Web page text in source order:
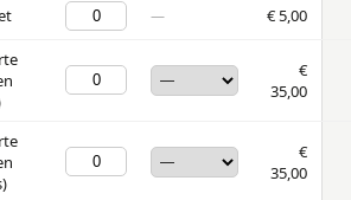
— € 5,00
€
35,00
€
35,00